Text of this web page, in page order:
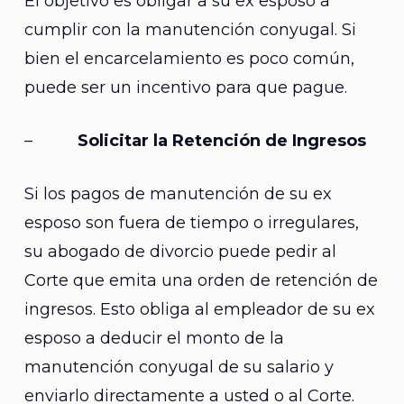
cumplir con la manutención conyugal. Si
bien el encarcelamiento es poco común,
puede ser un incentivo para que pague.
– Solicitar la Retención de Ingresos
Si los pagos de manutención de su ex
esposo son fuera de tiempo o irregulares,
su abogado de divorcio puede pedir al
Corte que emita una orden de retención de
ingresos. Esto obliga al empleador de su ex
esposo a deducir el monto de la
manutención conyugal de su salario y
enviarlo directamente a usted o al Corte.